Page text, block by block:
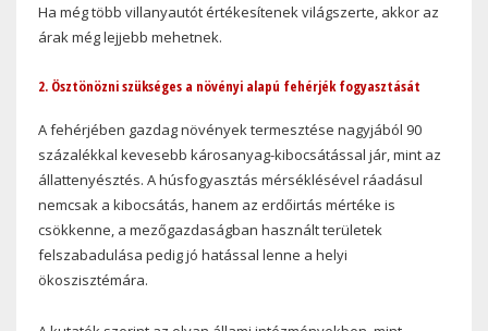
Ha még több villanyautót értékesítenek világszerte, akkor az
árak még lejjebb mehetnek.
2. Ösztönözni szükséges a növényi alapú fehérjék fogyasztását
A fehérjében gazdag növények termesztése nagyjából 90
százalékkal kevesebb károsanyag-kibocsátással jár, mint az
állattenyésztés. A húsfogyasztás mérséklésével ráadásul
nemcsak a kibocsátás, hanem az erdőirtás mértéke is
csökkenne, a mezőgazdaságban használt területek
felszabadulása pedig jó hatással lenne a helyi
ökoszisztémára.